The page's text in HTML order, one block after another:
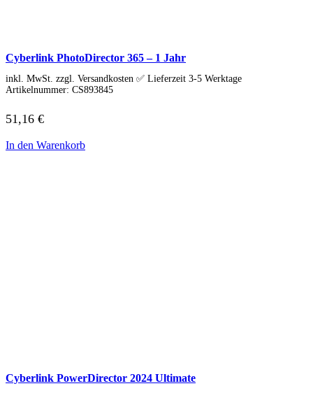
Cyberlink PhotoDirector 365 – 1 Jahr
inkl. MwSt. zzgl. Versandkosten ✅ Lieferzeit 3-5 Werktage
Artikelnummer: CS893845
51,16 €
In den Warenkorb
Cyberlink PowerDirector 2024 Ultimate